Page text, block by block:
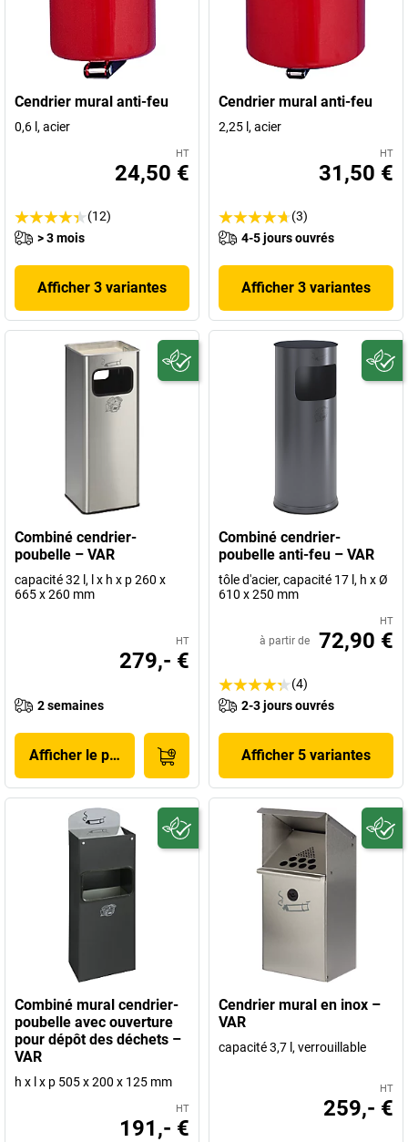
Cendrier mural anti-feu
0,6 l, acier
HT
24,50 €
(12)
> 3 mois
Afficher 3 variantes
Cendrier mural anti-feu
2,25 l, acier
HT
31,50 €
(3)
4-5 jours ouvrés
Afficher 3 variantes
Combiné cendrier-
poubelle – VAR
capacité 32 l, l x h x p 260 x
665 x 260 mm
HT
279,- €
2 semaines
Afficher le produit
Combiné cendrier-
poubelle anti-feu – VAR
tôle d'acier, capacité 17 l, h x Ø
610 x 250 mm
HT
à partir de 72,90 €
(4)
2-3 jours ouvrés
Afficher 5 variantes
Combiné mural cendrier-
poubelle avec ouverture
pour dépôt des déchets –
VAR
h x l x p 505 x 200 x 125 mm
HT
191,- €
Cendrier mural en inox –
VAR
capacité 3,7 l, verrouillable
HT
259,- €